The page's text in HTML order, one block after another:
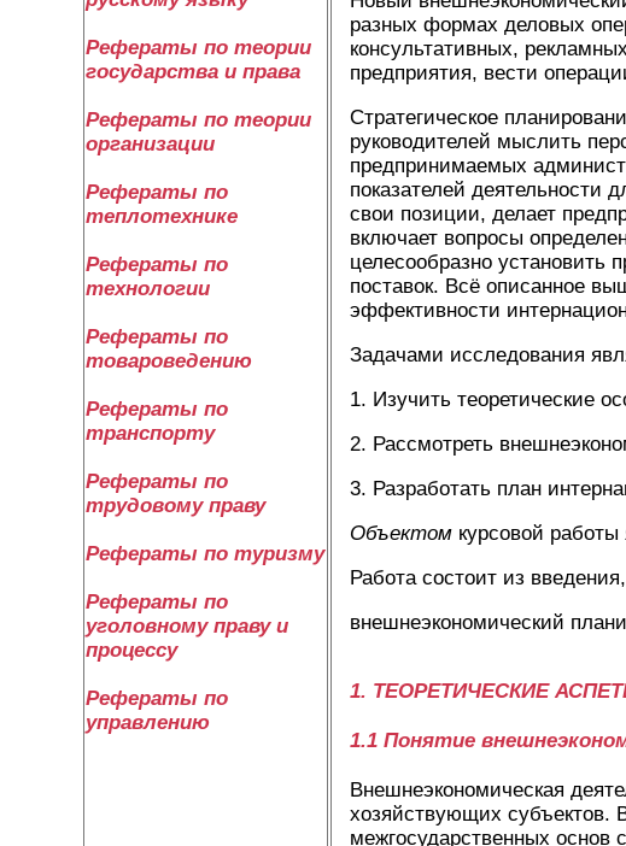
Рефераты по теории
государства и права
Рефераты по теории
организации
Рефераты по
теплотехнике
Рефераты по
технологии
Рефераты по
товароведению
Рефераты по
транспорту
Рефераты по
трудовому праву
Рефераты по туризму
Рефераты по
уголовному праву и
процессу
Рефераты по
управлению
разных формах деловых
консультативных,
предприятия, вести
Стратегическое
руководителей мыслить
предпринимаемых
показателей деятельности
свои позиции, делает
включает вопросы
целесообразно установить
поставок. Всё описанное
эффективности
Задачами исследования
1. Изучить теоретические
2. Рассмотреть
3. Разработать план
Объектом курсовой
Работа состоит из
внешнеэкономический
1. ТЕОРЕТИЧЕСКИЕ
1.1 Понятие
Внешнеэкономическая
хозяйствующих субъектов.
межгосударственных основ